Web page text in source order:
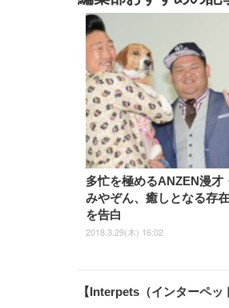
多忙を極めるANZEN漫才
みやぞん、癒しとなる存在
を告白
2018.3.29(木) 16:02
【Interpets（インターペ